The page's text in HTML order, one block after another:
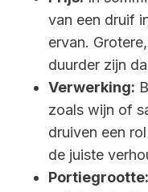
van een druif
ervan.
duurder zijn
Verwerking:
zoals wijn of
druiven een
de juiste
Portiegrootte: